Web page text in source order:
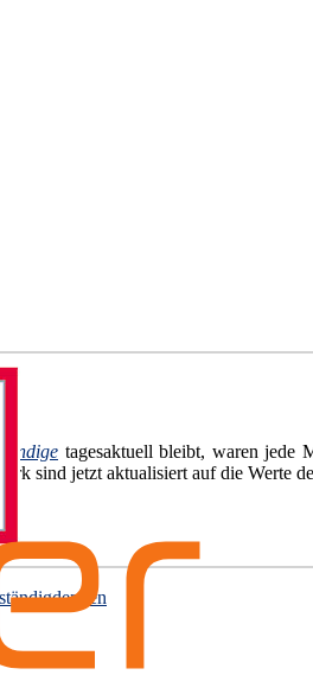
tagesaktuell bleibt, waren jede
sind jetzt aktualisiert auf die Werte